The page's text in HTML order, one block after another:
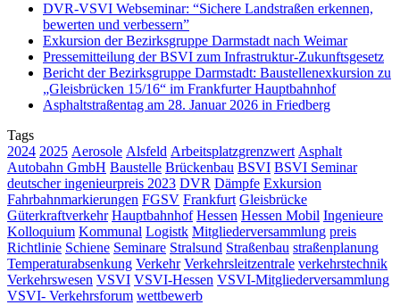
DVR-VSVI Webseminar: “Sichere Landstraßen erkennen,
bewerten und verbessern”
Exkursion der Bezirksgruppe Darmstadt nach Weimar
Pressemitteilung der BSVI zum Infrastruktur-Zukunftsgesetz
Bericht der Bezirksgruppe Darmstadt: Baustellenexkursion zu
„Gleisbrücken 15/16“ im Frankfurter Hauptbahnhof
Asphaltstraßentag am 28. Januar 2026 in Friedberg
Tags
2024 2025 Aerosole Alsfeld Arbeitsplatzgrenzwert Asphalt
Autobahn GmbH Baustelle Brückenbau BSVI BSVI Seminar
deutscher ingenieurpreis 2023 DVR Dämpfe Exkursion
Fahrbahnmarkierungen FGSV Frankfurt Gleisbrücke
Güterkraftverkehr Hauptbahnhof Hessen Hessen Mobil Ingenieure
Kolloquium Kommunal Logistk Mitgliederversammlung preis
Richtlinie Schiene Seminare Stralsund Straßenbau straßenplanung
Temperaturabsenkung Verkehr Verkehrsleitzentrale verkehrstechnik
Verkehrswesen VSVI VSVI-Hessen VSVI-Mitgliederversammlung
VSVI- Verkehrsforum wettbewerb